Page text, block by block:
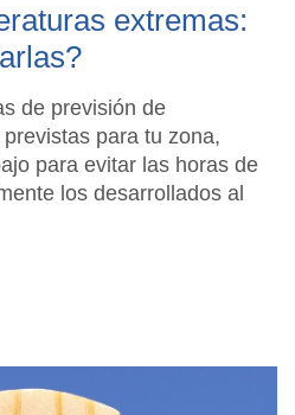
extremas:
de previsión de
para tu zona,
para evitar las horas de
los desarrollados al